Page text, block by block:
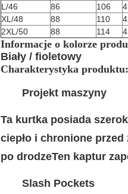
L/46
86 106
XL/48
88 110
2XL/50
88 114
Informacje o kolorze
Biały / fioletowy
Charakterystyka produktu:
Projekt maszyny
Ta kurtka posiada
ciepło i chronione
po drodzeTen kaptur
Slash Pockets